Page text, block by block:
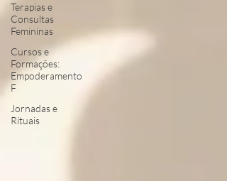
Terapias e
Consultas
Femininas
Cursos e
Formações:
Empoderamento
F
Jornadas e
Rituais